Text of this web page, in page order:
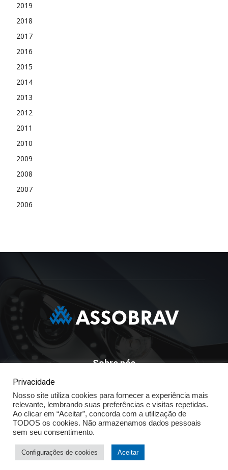
2019
2018
2017
2016
2015
2014
2013
2012
2011
2010
2009
2008
2007
2006
Sobre nós
ASSOBRAV - Associação Brasileira Dos Distribuidores
Volkswagen
Av. José Maria Whitaker n° 603 - Mirandópolis - São Paulo - SP
- CEP: 04057.900 - Fone: (11) - 5078.5400
Política de Privacidade
© ASSOBRAV 2025 - Todos os direitos reservados
Privacidade
Nosso site utiliza cookies para fornecer a experiência mais
relevante, lembrando suas preferências e visitas repetidas.
Ao clicar em “Aceitar”, concorda com a utilização de
TODOS os cookies. Não armazenamos dados pessoais
sem seu consentimento.
Configurações de cookies Aceitar